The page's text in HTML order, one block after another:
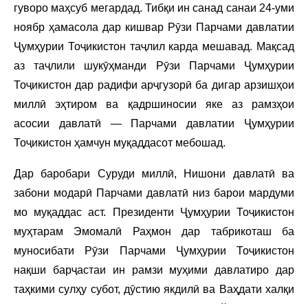
гуворо маҳсуб мегардад. Тибқи ин санад санаи 24-уми
ноябр ҳамасола дар кишвар Рӯзи Парчами давлатии
Ҷумҳурии Тоҷикистон таҷлил карда мешавад. Мақсад
аз таҷлили шукӯҳманди Рӯзи Парчами Ҷумҳурии
Тоҷикистон дар радифи арҷгузорӣ ба дигар арзишҳои
миллӣ эҳтиром ва қадршиносии яке аз рамзҳои
асосии давлатӣ — Парчами давлатии Ҷумҳурии
Тоҷикистон ҳамчун муқаддасот мебошад.
Дар баробари Суруди миллӣ, Нишони давлатӣ ва
забони модарӣ Парчами давлатӣ низ барои мардуми
мо муқаддас аст. Президенти Ҷумҳурии Тоҷикистон
муҳтарам Эмомалӣ Раҳмон дар табрикоташ ба
муносибати Рӯзи Парчами Ҷумҳурии Тоҷикистон
нақши барҷастаи ин рамзи муҳими давлатиро дар
таҳкими сулҳу субот, дӯстию якдилӣ ва Ваҳдати халқи